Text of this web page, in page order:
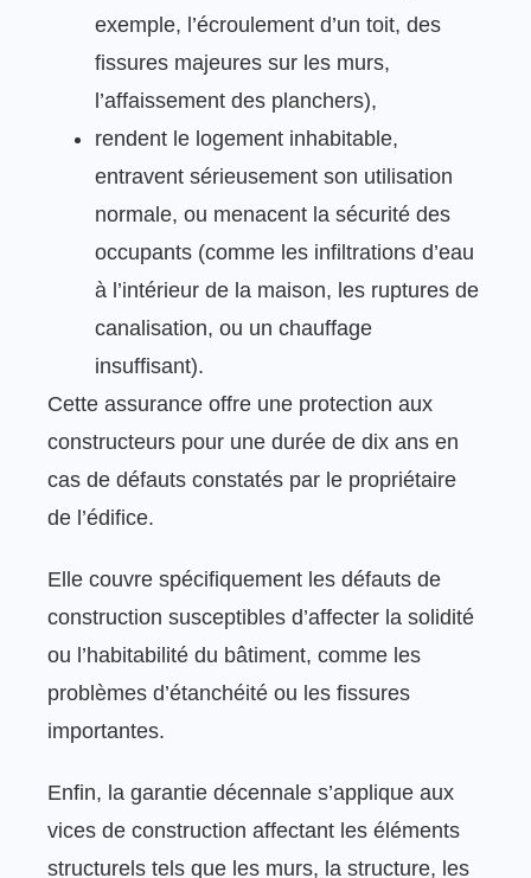
exemple, l’écroulement d’un toit, des
fissures majeures sur les murs,
l’affaissement des planchers),
rendent le logement inhabitable,
entravent sérieusement son utilisation
normale, ou menacent la sécurité des
occupants (comme les infiltrations d’eau
à l’intérieur de la maison, les ruptures de
canalisation, ou un chauffage
insuffisant).
Cette assurance offre une protection aux
constructeurs pour une durée de dix ans en
cas de défauts constatés par le propriétaire
de l’édifice.
Elle couvre spécifiquement les défauts de
construction susceptibles d’affecter la solidité
ou l’habitabilité du bâtiment, comme les
problèmes d’étanchéité ou les fissures
importantes.
Enfin, la garantie décennale s’applique aux
vices de construction affectant les éléments
structurels tels que les murs, la structure, les